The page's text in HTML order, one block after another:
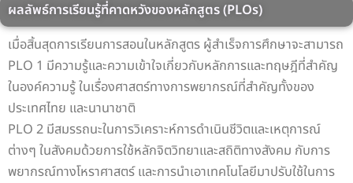
1. หมวดวิชาศึกษา
ทั่วไป เรียนไม่น้อย
กว่า 25 หน่วยกิต
3) กลุ่มวิชาสังคมศาสตร์
จำนวนหน่วยกิต 6 หน่วยกิต
1. หมวดวิชาศึกษา
ทั่วไป เรียนไม่น้อย
กว่า 25 หน่วยกิต
4) กลุ่มวิชามนุษยศาสตร์
ผลลัพธ์การเรียนรู้ที่คาดหวังของหลักสูตร (PLOs)
เมื่อสิ้นสุดการเรียนการสอนในหลักสูตร ผู้สำเร็จการศึกษาจะสามารถ
PLO 1 มีความรู้และความเข้าใจเกี่ยวกับหลักการและทฤษฎีที่สำคัญ
ในองค์ความรู้ ในเรื่องศาสตร์ทางการพยากรณ์ที่สำคัญทั้งของ
ประเทศไทย และนานาชาติ
PLO 2 มีสมรรถนะในการวิเคราะห์การดำเนินชีวิตและเหตุการณ์
ต่างๆ ในสังคมด้วยการใช้หลักจิตวิทยาและสถิติทางสังคม กับการ
พยากรณ์ทางโหราศาสตร์ และการนำเอาเทคโนโลยีมาปรับใช้ในการ